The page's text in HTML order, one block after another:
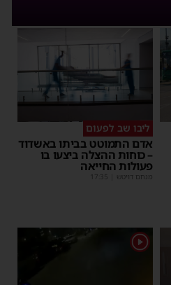
ליבו שב לפעום
אדם התמוטט בביתו באשדוד
– כוחות ההצלה ביצעו בו
פעולות החייאה
מנחם דויטש 17:35
1